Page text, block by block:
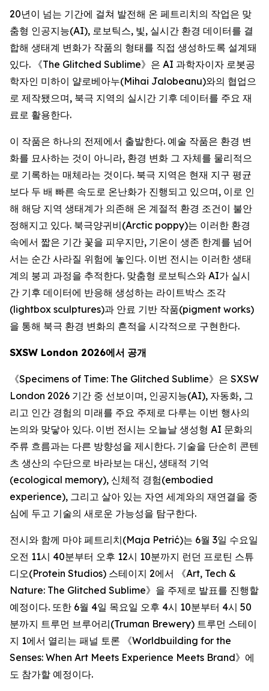
20년이 넘는 기간에 걸쳐 발전해 온 페트리치의 작업은 맞
춤형 인공지능(AI), 로보틱스, 빛, 실시간 환경 데이터를 결
합해 생태계 변화가 작품의 형태를 직접 생성하도록 설계돼
있다. 《The Glitched Sublime》은 AI 과학자이자 로봇공
학자인 미하이 얄로베아누(Mihai Jalobeanu)와의 협업으
로 제작됐으며, 북극 지역의 실시간 기후 데이터를 주요 재
료로 활용한다.
이 작품은 하나의 전제에서 출발한다. 예술 작품은 환경 변
화를 묘사하는 것이 아니라, 환경 변화 그 자체를 물리적으
로 기록하는 매체라는 것이다. 북극 지역은 현재 지구 평균
보다 두 배 빠른 속도로 온난화가 진행되고 있으며, 이로 인
해 해당 지역 생태계가 의존해 온 계절적 환경 조건이 불안
정해지고 있다. 북극양귀비(Arctic poppy)는 이러한 환경
속에서 짧은 기간 꽃을 피우지만, 기온이 생존 한계를 넘어
서는 순간 사라질 위험에 놓인다. 이번 전시는 이러한 생태
계의 붕괴 과정을 추적한다. 맞춤형 로보틱스와 AI가 실시
간 기후 데이터에 반응해 생성하는 라이트박스 조각
(lightbox sculptures)과 안료 기반 작품(pigment works)
을 통해 북극 환경 변화의 흔적을 시각적으로 구현한다.
SXSW London 2026에서 공개
《Specimens of Time: The Glitched Sublime》은 SXSW
London 2026 기간 중 선보이며, 인공지능(AI), 자동화, 그
리고 인간 경험의 미래를 주요 주제로 다루는 이번 행사의
논의와 맞닿아 있다. 이번 전시는 오늘날 생성형 AI 문화의
주류 흐름과는 다른 방향성을 제시한다. 기술을 단순히 콘텐
츠 생산의 수단으로 바라보는 대신, 생태적 기억
(ecological memory), 신체적 경험(embodied
experience), 그리고 살아 있는 자연 세계와의 재연결을 중
심에 두고 기술의 새로운 가능성을 탐구한다.
전시와 함께 마야 페트리치(Maja Petrić)는 6월 3일 수요일
오전 11시 40분부터 오후 12시 10분까지 런던 프로틴 스튜
디오(Protein Studios) 스테이지 2에서 《Art, Tech &
Nature: The Glitched Sublime》을 주제로 발표를 진행할
예정이다. 또한 6월 4일 목요일 오후 4시 10분부터 4시 50
분까지 트루먼 브루어리(Truman Brewery) 트루먼 스테이
지 1에서 열리는 패널 토론 《Worldbuilding for the
Senses: When Art Meets Experience Meets Brand》에
도 참가할 예정이다.